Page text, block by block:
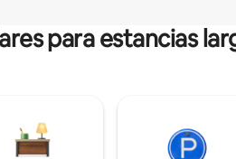
para estancias